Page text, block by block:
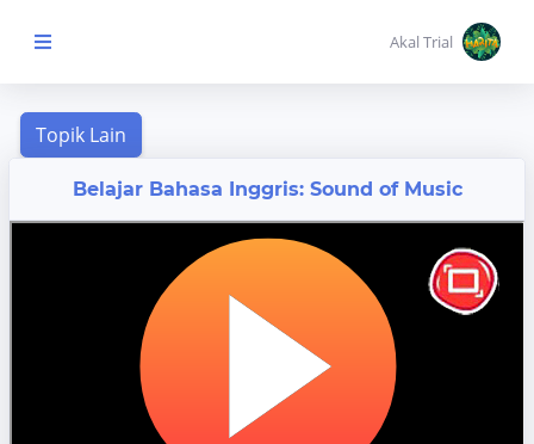
Beranda Anak
Akal Trial
Belajar Bahasa Inggris: Sound of Music